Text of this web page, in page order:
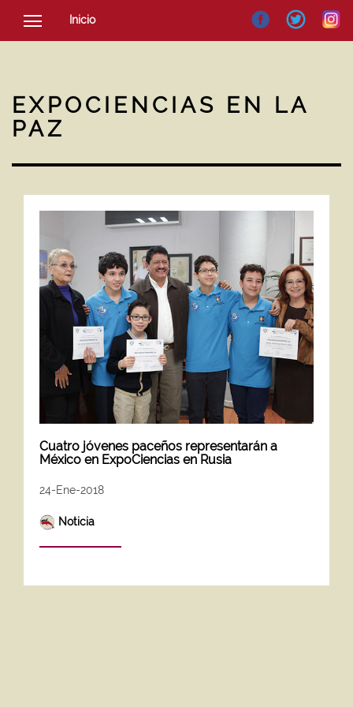
Inicio
SOCIEDAD
NOTICIAS
EXPOCIENCIAS EN LA
PAZ
Cuatro jóvenes paceños representarán a
México en ExpoCiencias en Rusia
24-Ene-2018
Noticia